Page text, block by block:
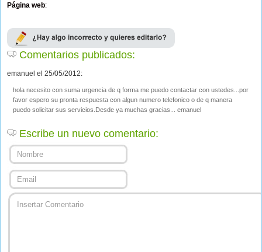
Página web:
Comentarios publicados:
emanuel el 25/05/2012:
hola necesito con suma urgencia de q forma me puedo contactar con ustedes...por
favor espero su pronta respuesta con algun numero telefonico o de q manera
puedo solicitar sus servicios.Desde ya muchas gracias... emanuel
Escribe un nuevo comentario: